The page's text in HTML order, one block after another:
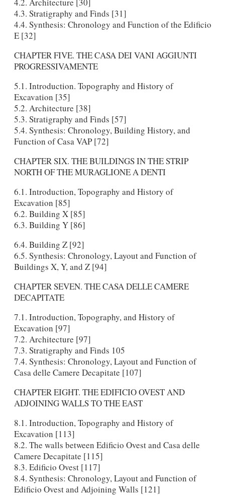
4.3. Stratigraphy and Finds [31]
4.4. Synthesis: Chronology and Function of the Edificio
E [32]
CHAPTER FIVE. THE CASA DEI VANI AGGIUNTI
PROGRESSIVAMENTE
5.1. Introduction. Topography and History of
Excavation [35]
5.2. Architecture [38]
5.3. Stratigraphy and Finds [57]
5.4. Synthesis: Chronology, Building History, and
Function of Casa VAP [72]
CHAPTER SIX. THE BUILDINGS IN THE STRIP
NORTH OF THE MURAGLIONE A DENTI
6.1. Introduction, Topography and History of
Excavation [85]
6.2. Building X [85]
6.3. Building Y [86]
6.4. Building Z [92]
6.5. Synthesis: Chronology, Layout and Function of
Buildings X, Y, and Ζ [94]
CHAPTER SEVEN. THE CASA DELLE CAMERE
DECAPITATE
7.1. Introduction, Topography, and History of
Excavation [97]
7.2. Architecture [97]
7.3. Stratigraphy and Finds 105
7.4. Synthesis: Chronology, Layout and Function of
Casa delle Camere Decapitate [107]
CHAPTER EIGHT. THE EDIFICIO OVEST AND
ADJOINING WALLS TO THE EAST
8.1. Introduction, Topography and History of
Excavation [113]
8.2. The walls between Edificio Ovest and Casa delle
Camere Decapitate [115]
8.3. Edificio Ovest [117]
8.4. Synthesis: Chronology, Layout and Function of
Edificio Ovest and Adjoining Walls [121]